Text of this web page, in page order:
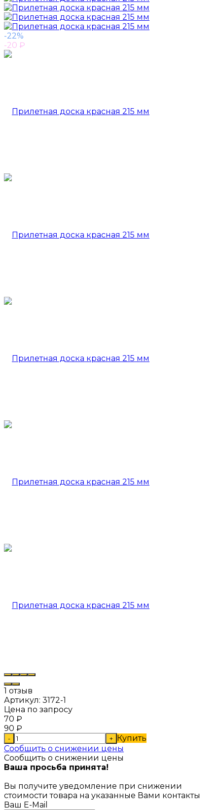
-22%
-20 ₽
1 отзыв
Артикул: 3172-1
Цена по запросу
70 ₽
90 ₽
- + Купить
Сообщить о снижении цены
Сообщить о снижении цены
Ваша просьба принята!
Вы получите уведомление при снижении
стоимости товара на указанные Вами контакты
Ваш E-Mail